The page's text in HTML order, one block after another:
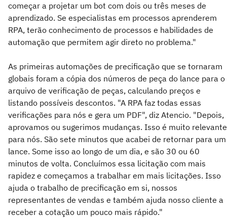
começar a projetar um bot com dois ou três meses de
aprendizado. Se especialistas em processos aprenderem
RPA, terão conhecimento de processos e habilidades de
automação que permitem agir direto no problema."
As primeiras automações de precificação que se tornaram
globais foram a cópia dos números de peça do lance para o
arquivo de verificação de peças, calculando preços e
listando possíveis descontos. "A RPA faz todas essas
verificações para nós e gera um PDF", diz Atencio. "Depois,
aprovamos ou sugerimos mudanças. Isso é muito relevante
para nós. São sete minutos que acabei de retornar para um
lance. Some isso ao longo de um dia, e são 30 ou 60
minutos de volta. Concluímos essa licitação com mais
rapidez e começamos a trabalhar em mais licitações. Isso
ajuda o trabalho de precificação em si, nossos
representantes de vendas e também ajuda nosso cliente a
receber a cotação um pouco mais rápido."